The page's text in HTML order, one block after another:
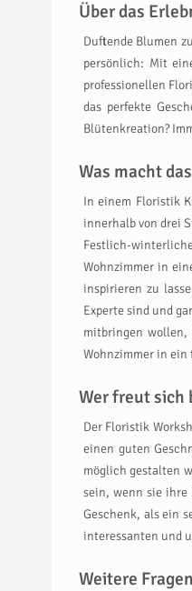
Über das
Duftende Blumen
persönlich: Mit
professionellen
das perfekte
Blütenkreation?
Was macht
In einem Floristik
innerhalb von drei
Festlich-
Wohnzimmer in
inspirieren zu
Experte sind und
mitbringen wollen,
Wohnzimmer in ein
Wer freut sich
Der Floristik
einen guten
möglich gestalten
sein, wenn sie ihre
Geschenk, als ein
interessanten und
Weitere